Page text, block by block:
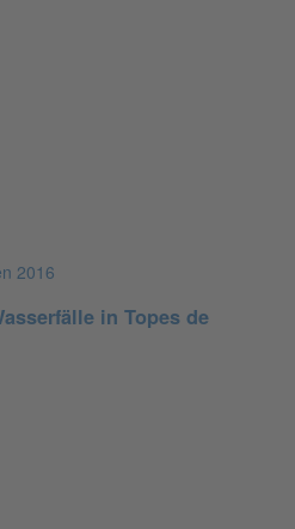
2016
in Topes de